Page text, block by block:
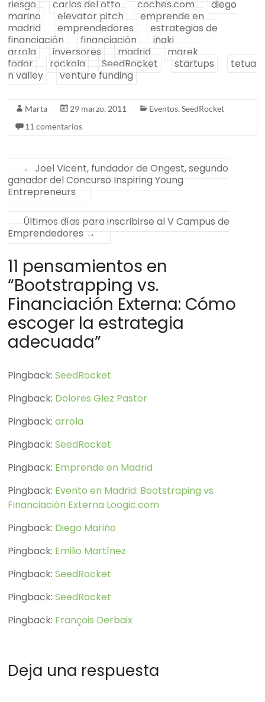
riesgo
carlos del otto coches.com
diego
marino
elevator pitch
emprende en
madrid
emprendedores
estrategias de
financiación
financiación
iñaki
arrola
inversores madrid
marek
fodor
rockola SeedRocket startups
tetua
n valley
venture funding
Marta 29 marzo, 2011 Eventos,SeedRocket
11 comentarios
←
Joel Vicent, fundador de Ongest, segundo
ganador del Concurso Inspiring Young
Entrepreneurs
Últimos días para inscribirse al V Campus de
Emprendedores →
11 pensamientos en
“Bootstrapping vs.
Financiación Externa: Cómo
escoger la estrategia
adecuada”
Pingback:SeedRocket
Pingback: Dolores Glez Pastor
Pingback:arrola
Pingback:SeedRocket
Pingback: Emprende en Madrid
Pingback: Evento en Madrid: Bootstraping vs
Financiación Externa Loogic.com
Pingback: Diego Mariño
Pingback: Emilio Martínez
Pingback:SeedRocket
Pingback:SeedRocket
Pingback: François Derbaix
Deja una respuesta